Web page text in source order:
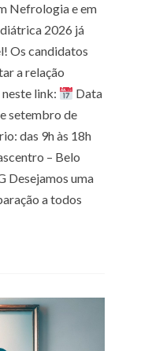
Nefrologia e em
2026 já
Os candidatos
a relação
link:
Data
setembro de
das 9h às 18h
– Belo
Desejamos uma
a todos